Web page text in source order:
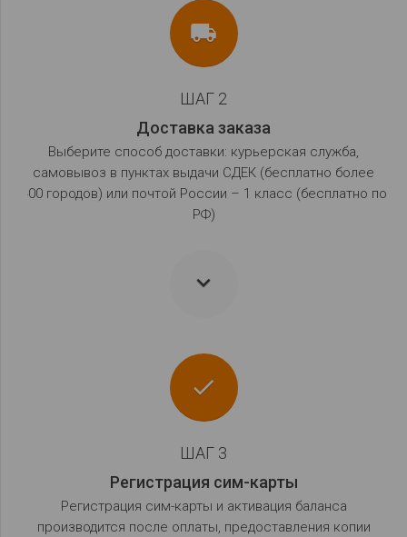
local_shipping
ШАГ 2
Доставка заказа
Выберите способ доставки: курьерская служба,
самовывоз в пунктах выдачи СДЕК (бесплатно более
400 городов) или почтой России – 1 класс (бесплатно по
РФ)
keyboard_arrow_down
done
ШАГ 3
Регистрация сим-карты
Регистрация сим-карты и активация баланса
производится после оплаты, предоставления копии